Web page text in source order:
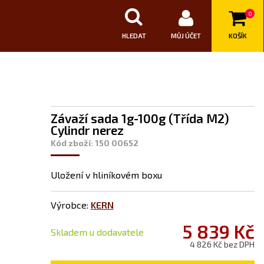
HLEDAT MŮJ ÚČET
0
KOŠÍK
Závaží sada 1g-100g (Třída M2)
Cylindr nerez
Kód zboží: 150 00652
Uložení v hliníkovém boxu
Výrobce: KERN
Skladem u dodavatele 5 839 Kč
4 826 Kč bez DPH